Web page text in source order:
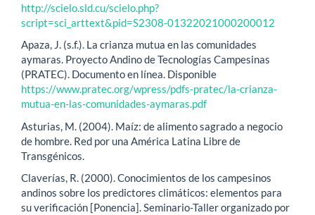
http://scielo.sld.cu/scielo.php?
script=sci_arttext&pid=S2308-01322021000200012
Apaza, J. (s.f.). La crianza mutua en las comunidades
aymaras. Proyecto Andino de Tecnologías Campesinas
(PRATEC). Documento en línea. Disponible
https://www.pratec.org/wpress/pdfs-pratec/la-crianza-
mutua-en-las-comunidades-aymaras.pdf
Asturias, M. (2004). Maíz: de alimento sagrado a negocio
de hombre. Red por una América Latina Libre de
Transgénicos.
Claverías, R. (2000). Conocimientos de los campesinos
andinos sobre los predictores climáticos: elementos para
su verificación [Ponencia]. Seminario-Taller organizado por